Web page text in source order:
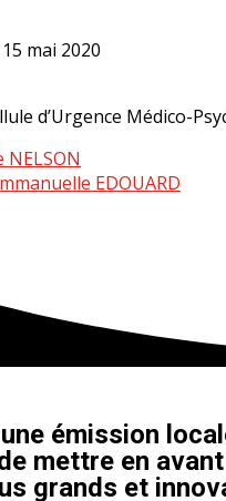
15 mai 2020
d’Urgence Médico-
NELSON
EDOUARD
émission
mettre en
grands et